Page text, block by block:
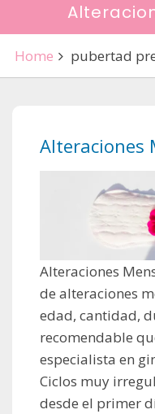
Home pubertad
Alteraciones
Alteraciones
de alteraciones
edad, cantidad,
recomendable
especialista en
Ciclos muy
desde el primer